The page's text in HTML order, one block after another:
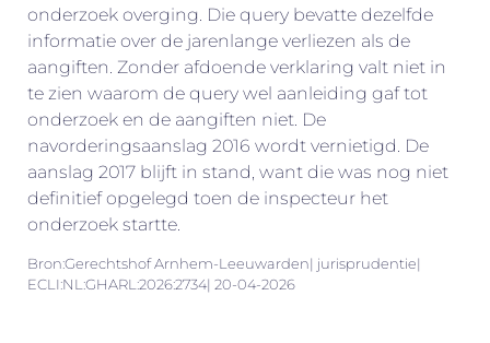
onderzoek overging. Die query bevatte dezelfde
informatie over de jarenlange verliezen als de
aangiften. Zonder afdoende verklaring valt niet in
te zien waarom de query wel aanleiding gaf tot
onderzoek en de aangiften niet. De
navorderingsaanslag 2016 wordt vernietigd. De
aanslag 2017 blijft in stand, want die was nog niet
definitief opgelegd toen de inspecteur het
onderzoek startte.
Bron:Gerechtshof Arnhem-Leeuwarden| jurisprudentie|
ECLI:NL:GHARL:2026:2734| 20-04-2026